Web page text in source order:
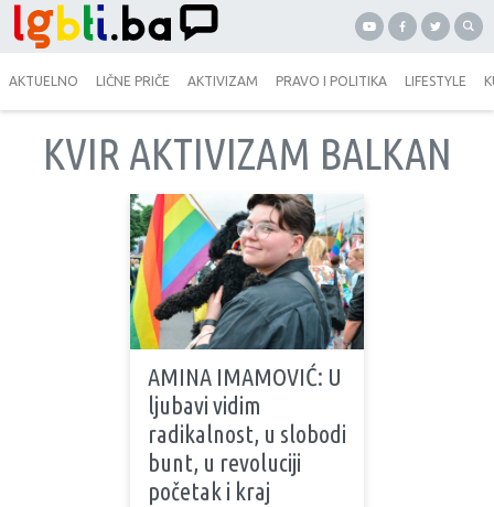
AKTUELNO LIČNE PRIČE AKTIVIZAM PRAVO I POLITIKA LIFESTYLE
KVIR AKTIVIZAM BALKAN
AMINA IMAMOVIĆ: U
ljubavi vidim
radikalnost, u slobodi
bunt, u revoluciji
početak i kraj